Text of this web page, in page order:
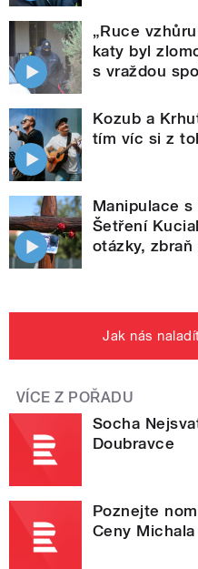
„Ruce
katy byl
s vraždou
Kozub a
tím víc si z
Manipulace
Šetření
otázky, zbraň
Jak nás
VÍCE Z POŘADU
Socha
Doubravce
Poznejte
Ceny Michala